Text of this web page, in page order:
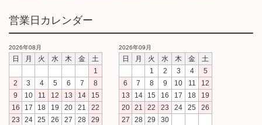
営業日カレンダー
2026年08月
日 月 火 水 木 金
土
1
2
3 4 5 6 7
8
9
10 11 12 13 14
15
16
17 18 19 20 21
22
23
24 25 26 27 28 29
2026年09月
日 月 火 水 木 金
土
1
2 3 4
5
6
7 8 9 10 11
12
13
14 15 16 17 18
19
20
21 22 23 24 25
26
27
28 29 30